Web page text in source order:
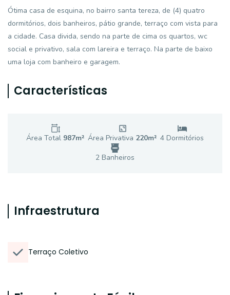
Ótima casa de esquina, no bairro santa tereza, de (4) quatro
dormitórios, dois banheiros, pátio grande, terraço com vista para
a cidade. Casa divida, sendo na parte de cima os quartos, wc
social e privativo, sala com lareira e terraço. Na parte de baixo
uma loja com banheiro e garagem.
Características
Área Total 987m² Área Privativa 220m² 4 Dormitórios
2 Banheiros
Infraestrutura
Terraço Coletivo